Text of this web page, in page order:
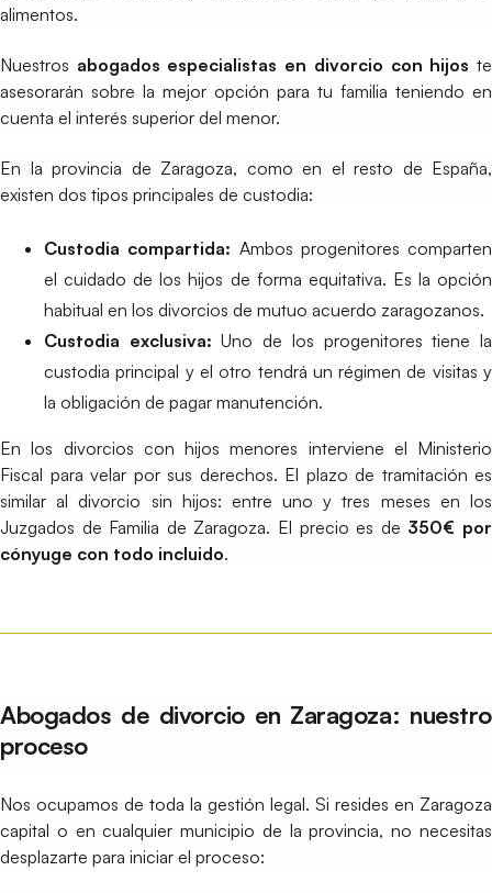
alimentos.
Nuestros abogados especialistas en divorcio con hijos te
asesorarán sobre la mejor opción para tu familia teniendo en
cuenta el interés superior del menor.
En la provincia de Zaragoza, como en el resto de España,
existen dos tipos principales de custodia:
Custodia compartida: Ambos progenitores comparten
el cuidado de los hijos de forma equitativa. Es la opción
habitual en los divorcios de mutuo acuerdo zaragozanos.
Custodia exclusiva: Uno de los progenitores tiene la
custodia principal y el otro tendrá un régimen de visitas y
la obligación de pagar manutención.
En los divorcios con hijos menores interviene el Ministerio
Fiscal para velar por sus derechos. El plazo de tramitación es
similar al divorcio sin hijos: entre uno y tres meses en los
Juzgados de Familia de Zaragoza. El precio es de 350€ por
cónyuge con todo incluido.
Abogados de divorcio en Zaragoza: nuestro
proceso
Nos ocupamos de toda la gestión legal. Si resides en Zaragoza
capital o en cualquier municipio de la provincia, no necesitas
desplazarte para iniciar el proceso: